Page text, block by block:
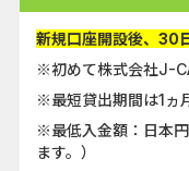
新規口座開設後、30
※初めて株式会社J-
※最短貸出期間は1ヵ
※最低入金額：日本
ます。）